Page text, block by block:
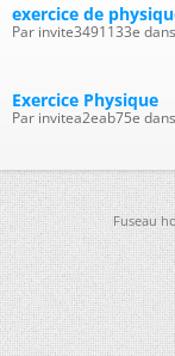
exercice de
Par invite3491133e
Exercice Physique
Par invitea2eab75e
Fuseau